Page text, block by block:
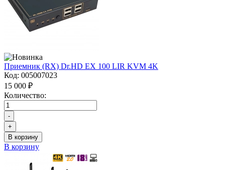
Приемник (RX) Dr.HD EX 100 LIR KVM 4K
Код: 005007023
15 000 ₽
Количество:
-
+
В корзину
В корзину